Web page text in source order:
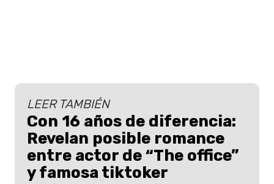
LEER TAMBIÉN
Con 16 años de diferencia:
Revelan posible romance
entre actor de “The office”
y famosa tiktoker